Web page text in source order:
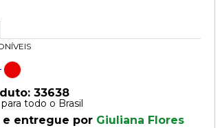
33638
todo o Brasil
e entregue por Giuliana Flores